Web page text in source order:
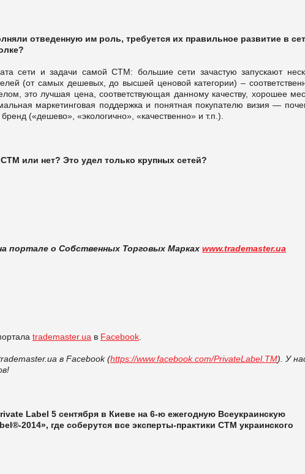
отведенную им роль, требуется их правильное развитие в
сети и задачи самой СТМ: большие сети зачастую запускают
(от самых дешевых, до высшей ценовой категории) –
это лучшая цена, соответствующая данному качеству, хорошее
маркетинговая поддержка и понятная покупателю визия —
(«дешево», «экологично», «качественно» и т.п.).
или нет? Это удел только крупных сетей?
портале о Собственных Торговых Марках www.trademaster.ua
trademaster.ua в Facebook
в Facebook (https://www.facebook.com/PrivateLabel.TM). У
Label 5 сентября в Киеве на 6-ю ежегодную Всеукраинскую
2014», где соберутся все эксперты-практики СТМ украинского